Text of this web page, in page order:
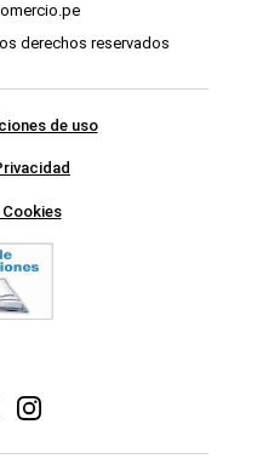
derechos reservados
de uso